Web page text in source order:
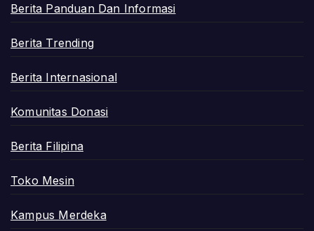
Berita Panduan Dan Informasi
Berita Trending
Berita Internasional
Komunitas Donasi
Berita Filipina
Toko Mesin
Kampus Merdeka